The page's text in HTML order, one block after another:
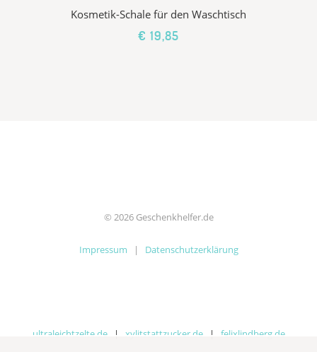
Kosmetik-Schale für den Waschtisch
€ 19,85
© 2026 Geschenkhelfer.de
Impressum | Datenschutzerklärung
ultraleichtzelte.de| xylitstattzucker.de| felixlindberg.de